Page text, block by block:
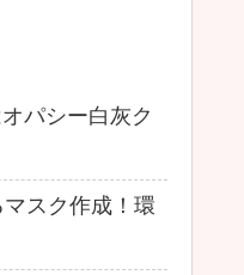
パシー白灰ク
スク作成！環